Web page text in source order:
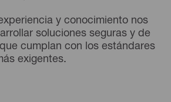
y conocimiento nos
soluciones seguras y de
cumplan con los estándares
exigentes.